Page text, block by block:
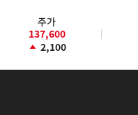
주가
137,600
2,100